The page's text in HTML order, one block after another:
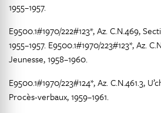
1955–1957.
E9500.1#1970/222#123*, Az. C.N.469,
1955–1957. E9500.1#1970/223#123*, Az.
Jeunesse, 1958–1960.
E9500.1#1970/223#124*, Az. C.N.461.3,
Procès-verbaux, 1959–1961.